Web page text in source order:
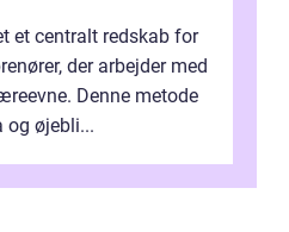
et centralt redskab for
der arbejder med
Denne metode
og øjebli...